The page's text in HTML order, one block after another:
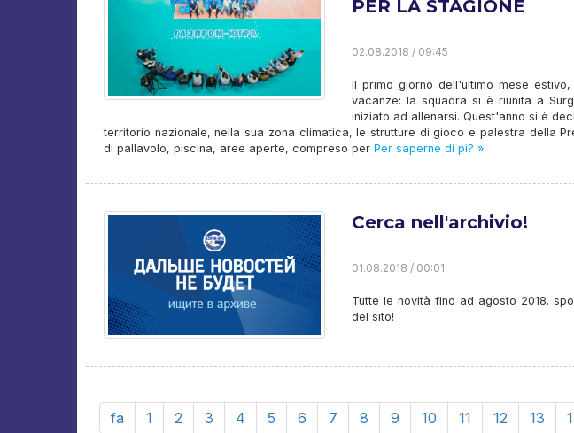
PER LA STAGIONE
02.08.2018 / 09:45
Il primo giorno dell'ultimo mese
vacanze: la squadra si è riunita a
iniziato ad allenarsi. Quest'anno si è
territorio nazionale, nella sua zona climatica, le strutture di gioco e palestra della
di pallavolo, piscina, aree aperte, compreso per Per saperne di pi? »
Cerca nell'archivio!
01.08.2018 / 00:01
Tutte le novità fino ad agosto 2018.
del sito!
fa 1 2 3 4 5 6 7 8 9 10 11 12 13